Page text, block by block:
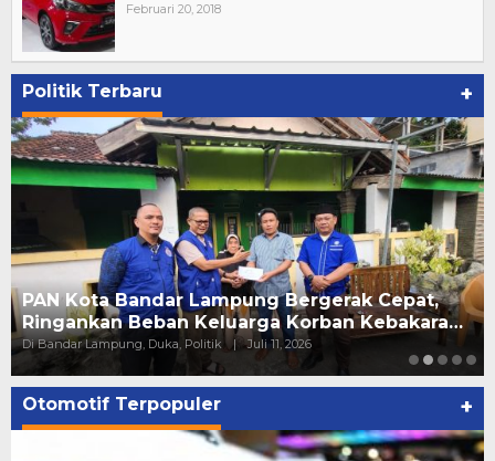
Februari 20, 2018
Politik Terbaru +
PAN Kota Bandar Lampung Bergerak Cepat,
Ringankan Beban Keluarga Korban Kebakara…
Di Bandar Lampung, Duka, Politik | Juli 11, 2026
Otomotif Terpopuler +